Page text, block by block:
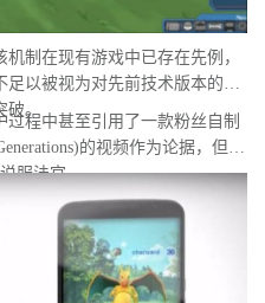
制在现有游戏中已存在先例，
足以被视为对先前技术版本的实
破。
程中甚至引用了一款粉丝自制
的视频作为论据，但这
服法官。